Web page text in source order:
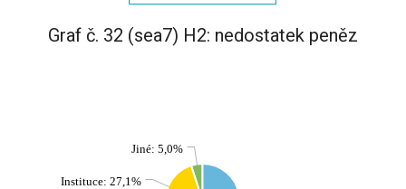
Graf č. 32 (sea7) H2: nedostatek peněz
Instituce: 27,1%
Jiné: 5,0%